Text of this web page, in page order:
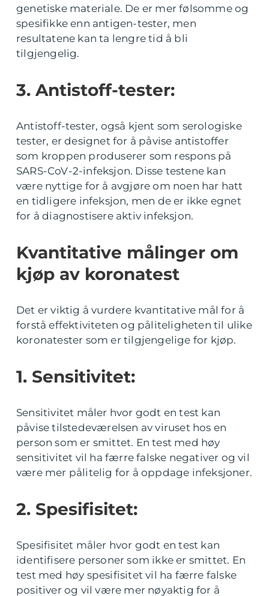
genetiske materiale. De er mer følsomme og
spesifikke enn antigen-tester, men
resultatene kan ta lengre tid å bli
tilgjengelig.
3. Antistoff-tester:
Antistoff-tester, også kjent som serologiske
tester, er designet for å påvise antistoffer
som kroppen produserer som respons på
SARS-CoV-2-infeksjon. Disse testene kan
være nyttige for å avgjøre om noen har hatt
en tidligere infeksjon, men de er ikke egnet
for å diagnostisere aktiv infeksjon.
Kvantitative målinger om
kjøp av koronatest
Det er viktig å vurdere kvantitative mål for å
forstå effektiviteten og påliteligheten til ulike
koronatester som er tilgjengelige for kjøp.
1. Sensitivitet:
Sensitivitet måler hvor godt en test kan
påvise tilstedeværelsen av viruset hos en
person som er smittet. En test med høy
sensitivitet vil ha færre falske negativer og vil
være mer pålitelig for å oppdage infeksjoner.
2. Spesifisitet:
Spesifisitet måler hvor godt en test kan
identifisere personer som ikke er smittet. En
test med høy spesifisitet vil ha færre falske
positiver og vil være mer nøyaktig for å